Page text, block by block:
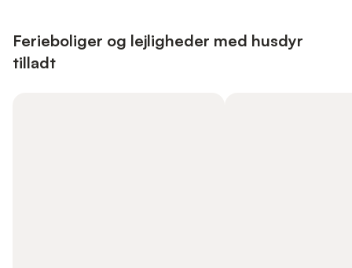
Ferieboliger og lejligheder med husdyr
tilladt